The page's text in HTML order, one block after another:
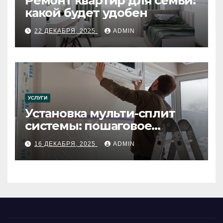
какой будет удобен
22 ДЕКАБРЯ, 2025 ADMIN
УСЛУГИ
Установка мульти-сплит
системы: пошаговое
руководство
16 ДЕКАБРЯ, 2025 ADMIN